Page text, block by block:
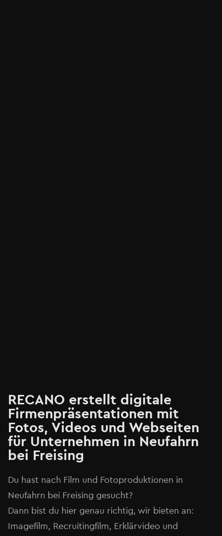
RECANO erstellt digitale
Firmenpräsentationen mit
Fotos, Videos und Webseiten
für Unternehmen in Neufahrn
bei Freising⁠
Du hast nach Film und Fotoproduktionen in
Neufahrn bei Freising⁠ gesucht?
Dann bist du hier genau richtig, wir bieten an:
Imagefilm, Recruitingfilm, Erklärvideo und